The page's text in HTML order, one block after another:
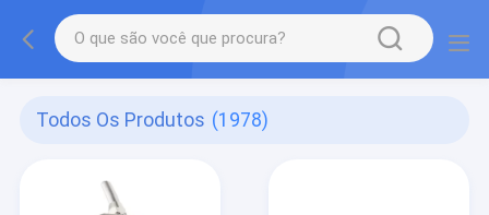
Todos Os Produtos (1978)